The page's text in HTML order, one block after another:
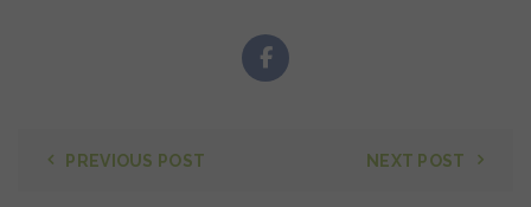
PREVIOUS POST NEXT POST